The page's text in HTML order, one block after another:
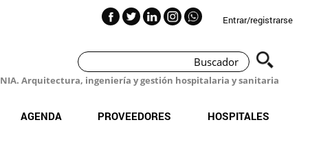
Entrar/registrarse
Arquitectura, ingeniería y gestión hospitalaria y sanitaria
AGENDA PROVEEDORES HOSPITALES